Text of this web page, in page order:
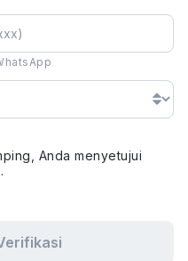
Anda menyetujui